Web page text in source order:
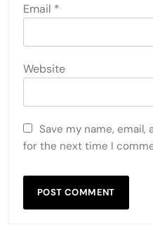
Email *
Website
Save my name,
for the next time I